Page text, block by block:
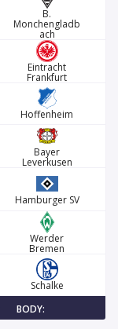
B.
Monchengladb
ach
Eintracht
Frankfurt
Hoffenheim
Bayer
Leverkusen
Hamburger SV
Werder
Bremen
Schalke
BODY: